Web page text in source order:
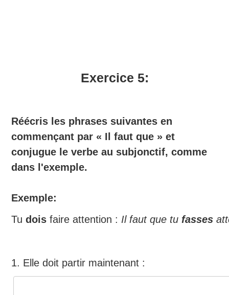
Exercice 5:
Réécris les phrases suivantes en
commençant par « Il faut que » et
conjugue le verbe au subjonctif, comme
dans l'exemple.
Exemple:
Tudois faire attention : Il faut que tu fasses
1. Elle doit partir maintenant :